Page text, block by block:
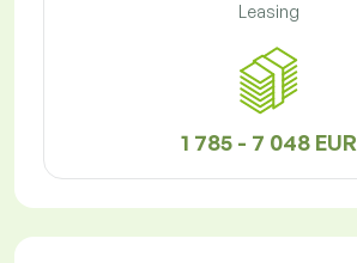
Leasing
1 785 - 7 048 EUR